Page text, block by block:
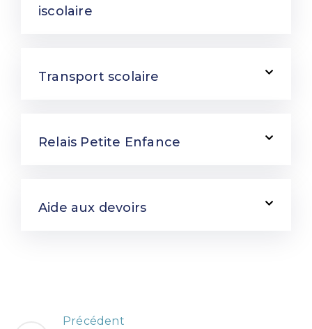
iscolaire
Transport scolaire
Relais Petite Enfance
Aide aux devoirs
Précédent